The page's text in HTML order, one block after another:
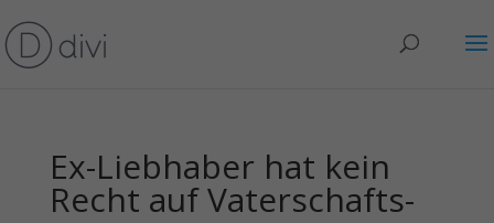
Ex-Lieb­haber hat kein
Recht auf Vater­schafts­